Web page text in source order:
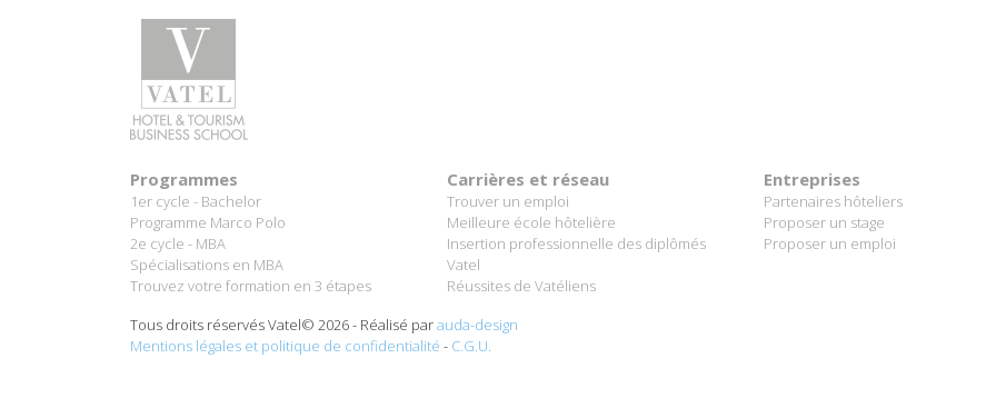
Programmes
1er cycle - Bachelor
Programme Marco Polo
2e cycle - MBA
Spécialisations en MBA
Trouvez votre formation en 3 étapes
Carrières et réseau
Trouver un emploi
Meilleure école hôtelière
Insertion professionnelle des diplômés
Vatel
Réussites de Vatéliens
Entreprises
Partenaires hôteliers
Proposer un stage
Proposer un emploi
Tous droits réservés Vatel© 2026 - Réalisé parauda-design
Mentions légales et politique de confidentialité - C.G.U.